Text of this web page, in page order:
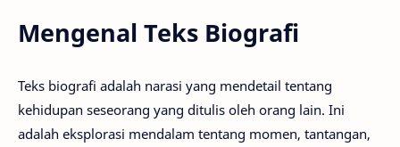
Mengenal Teks Biografi
Teks biografi adalah narasi yang mendetail tentang
kehidupan seseorang yang ditulis oleh orang lain. Ini
adalah eksplorasi mendalam tentang momen, tantangan,